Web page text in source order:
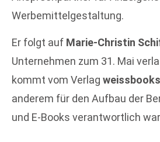
Werbemittelgestaltung.
Er folgt auf Marie-Christin
Unternehmen zum 31. Mai
kommt vom Verlag
anderem für den Aufbau der
und E-Books verantwortlich